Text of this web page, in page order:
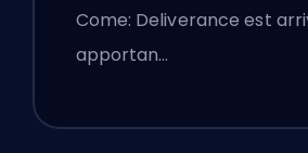
Come: Deliverance est
apportan…